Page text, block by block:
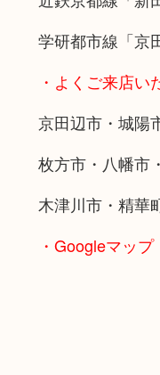
学研都市線「京
・よくご来店い
京田辺市・城陽
枚方市・八幡市
木津川市・精華
・Googleマップ